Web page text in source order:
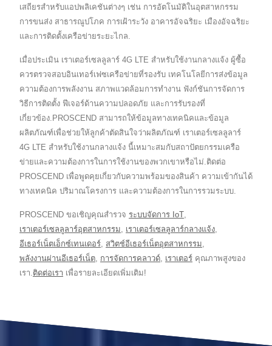
เสถียรสำหรับแอปพลิเคชันต่างๆ เช่น การอัตโนมัติในอุตสาหกรรม
การขนส่ง สาธารณูปโภค การเฝ้าระวัง อาคารอัจฉริยะ เมืองอัจฉริยะ
และการติดตั้งเครือข่ายระยะไกล.
เมื่อประเมิน เราเตอร์เซลลูลาร์ 4G LTE สำหรับใช้งานกลางแจ้ง ผู้ซื้อ
ควรตรวจสอบอินเทอร์เฟซเครือข่ายที่รองรับ เทคโนโลยีการส่งข้อมูล
ความต้องการพลังงาน สภาพแวดล้อมการทำงาน ฟังก์ชันการจัดการ
วิธีการติดตั้ง ฟีเจอร์ด้านความปลอดภัย และการรับรองที่
เกี่ยวข้อง.PROSCEND สามารถให้ข้อมูลทางเทคนิคและข้อมูล
ผลิตภัณฑ์เพื่อช่วยให้ลูกค้าตัดสินใจว่าผลิตภัณฑ์ เราเตอร์เซลลูลาร์
4G LTE สำหรับใช้งานกลางแจ้ง นี้เหมาะสมกับสถาปัตยกรรมเครือ
ข่ายและความต้องการในการใช้งานของพวกเขาหรือไม่.ติดต่อ
PROSCEND เพื่อพูดคุยเกี่ยวกับความพร้อมของสินค้า ความเข้ากันได้
ทางเทคนิค ปริมาณโครงการ และความต้องการในการรวมระบบ.
PROSCEND ขอเชิญคุณสำรวจ ระบบจัดการ IoT,
เราเตอร์เซลลูลาร์อุตสาหกรรม, เราเตอร์เซลลูลาร์กลางแจ้ง,
อีเธอร์เน็ตเอ็กซ์เทนเดอร์, สวิตช์อีเธอร์เน็ตอุตสาหกรรม,
พลังงานผ่านอีเธอร์เน็ต, การจัดการคลาวด์, เราเตอร์ คุณภาพสูงของ
เรา.ติดต่อเรา เพื่อรายละเอียดเพิ่มเติม!